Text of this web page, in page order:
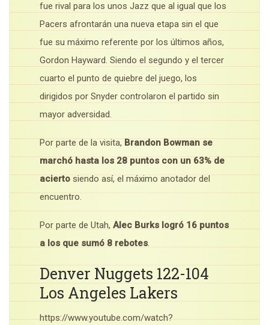
fue rival para los unos Jazz que al igual que los
Pacers afrontarán una nueva etapa sin el que
fue su máximo referente por los últimos años,
Gordon Hayward. Siendo el segundo y el tercer
cuarto el punto de quiebre del juego, los
dirigidos por Snyder controlaron el partido sin
mayor adversidad.
Por parte de la visita, Brandon Bowman se
marchó hasta los 28 puntos con un 63% de
acierto siendo así, el máximo anotador del
encuentro.
Por parte de Utah, Alec Burks logró 16 puntos
a los que sumó 8 rebotes.
Denver Nuggets 122-104
Los Angeles Lakers
https://www.youtube.com/watch?